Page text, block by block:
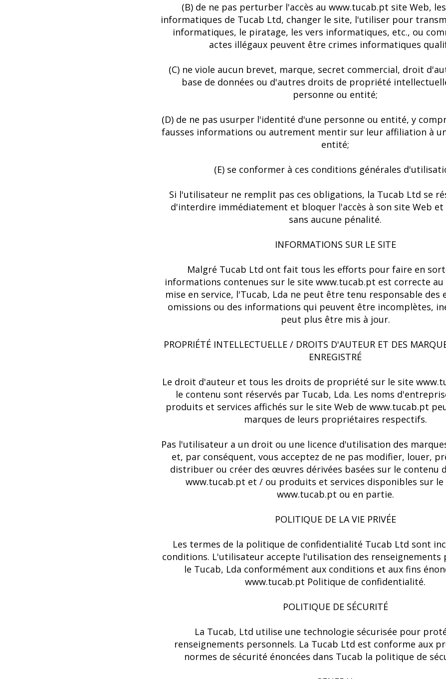
(B) de ne pas perturber l'accès au www.tucab.pt site Web,
informatiques de Tucab Ltd, changer le site, l'utiliser pour
informatiques, le piratage, les vers informatiques, etc., ou
actes illégaux peuvent être crimes informatiques
(C) ne viole aucun brevet, marque, secret commercial, droit
base de données ou d'autres droits de propriété
personne ou entité;
(D) de ne pas usurper l'identité d'une personne ou entité, y
fausses informations ou autrement mentir sur leur affiliation à
entité;
(E) se conformer à ces conditions générales
Si l'utilisateur ne remplit pas ces obligations, la Tucab Ltd se
d'interdire immédiatement et bloquer l'accès à son site Web et
sans aucune pénalité.
INFORMATIONS SUR LE SITE
Malgré Tucab Ltd ont fait tous les efforts pour faire en
informations contenues sur le site www.tucab.pt est correcte
mise en service, l'Tucab, Lda ne peut être tenu responsable des
omissions ou des informations qui peuvent être incomplètes,
peut plus être mis à jour.
PROPRIÉTÉ INTELLECTUELLE / DROITS D'AUTEUR ET DES
ENREGISTRÉ
Le droit d'auteur et tous les droits de propriété sur le site
le contenu sont réservés par Tucab, Lda. Les noms
produits et services affichés sur le site Web de www.tucab.pt
marques de leurs propriétaires respectifs.
Pas l'utilisateur a un droit ou une licence d'utilisation des
et, par conséquent, vous acceptez de ne pas modifier, louer,
distribuer ou créer des œuvres dérivées basées sur le contenu
www.tucab.pt et / ou produits et services disponibles sur
www.tucab.pt ou en partie.
POLITIQUE DE LA VIE PRIVÉE
Les termes de la politique de confidentialité Tucab Ltd sont
conditions. L'utilisateur accepte l'utilisation des renseignements
le Tucab, Lda conformément aux conditions et aux fins
www.tucab.pt Politique de confidentialité.
POLITIQUE DE SÉCURITÉ
La Tucab, Ltd utilise une technologie sécurisée pour
renseignements personnels. La Tucab Ltd est conforme aux
normes de sécurité énoncées dans Tucab la politique de